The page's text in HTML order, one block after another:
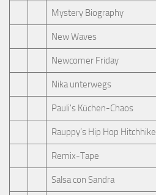
Mystery Biography
New Waves
Newcomer Friday
Nika unterwegs
Pauli's Küchen-Chaos
Rauppy’s Hip Hop Hitchhike
Remix-Tape
Salsa con Sandra